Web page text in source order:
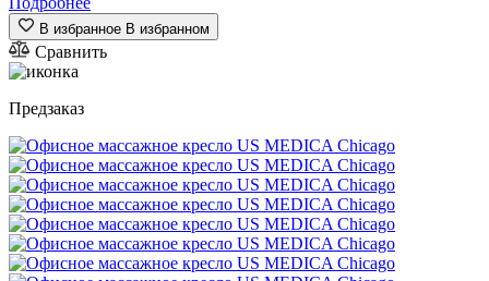
В избранное В избранном
Сравнить
Предзаказ